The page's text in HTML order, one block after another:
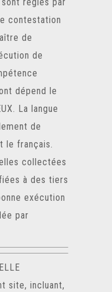
contestation
de
de
dépend le
La langue
de
le français.
collectées
à des tiers
exécution
par
site, incluant,